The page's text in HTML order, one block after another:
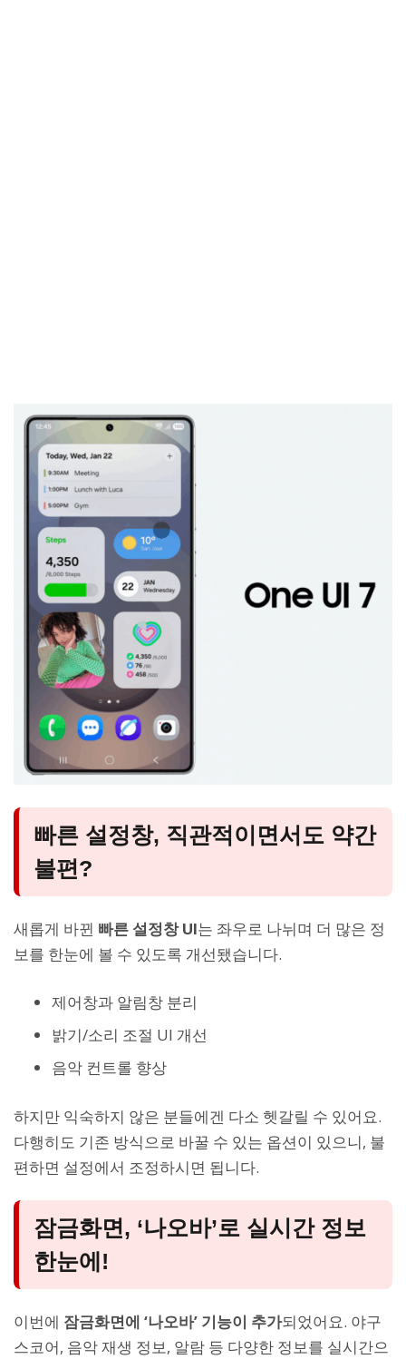
빠른 설정창, 직관적이면서도 약간
불편?
새롭게 바뀐 빠른 설정창 UI는 좌우로 나뉘며 더 많은 정
보를 한눈에 볼 수 있도록 개선됐습니다.
제어창과 알림창 분리
밝기/소리 조절 UI 개선
음악 컨트롤 향상
하지만 익숙하지 않은 분들에겐 다소 헷갈릴 수 있어요.
다행히도 기존 방식으로 바꿀 수 있는 옵션이 있으니, 불
편하면 설정에서 조정하시면 됩니다.
잠금화면, ‘나오바’로 실시간 정보
한눈에!
이번에 잠금화면에 ‘나오바’ 기능이 추가되었어요. 야구
스코어, 음악 재생 정보, 알람 등 다양한 정보를 실시간으